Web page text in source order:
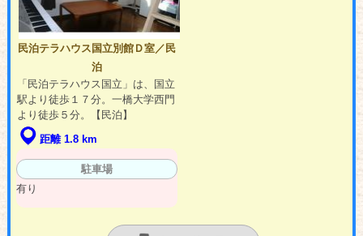
民泊テラハウス国立別館Ｄ室／民
泊
「民泊テラハウス国立」は、国立
駅より徒歩１７分。一橋大学西門
より徒歩５分。【民泊】
距離 1.8 km
駐車場
有り